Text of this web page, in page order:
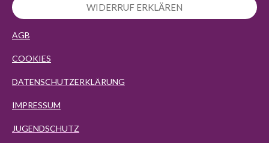
WIDERRUF ERKLÄREN
AGB
COOKIES
DATENSCHUTZERKLÄRUNG
IMPRESSUM
JUGENDSCHUTZ